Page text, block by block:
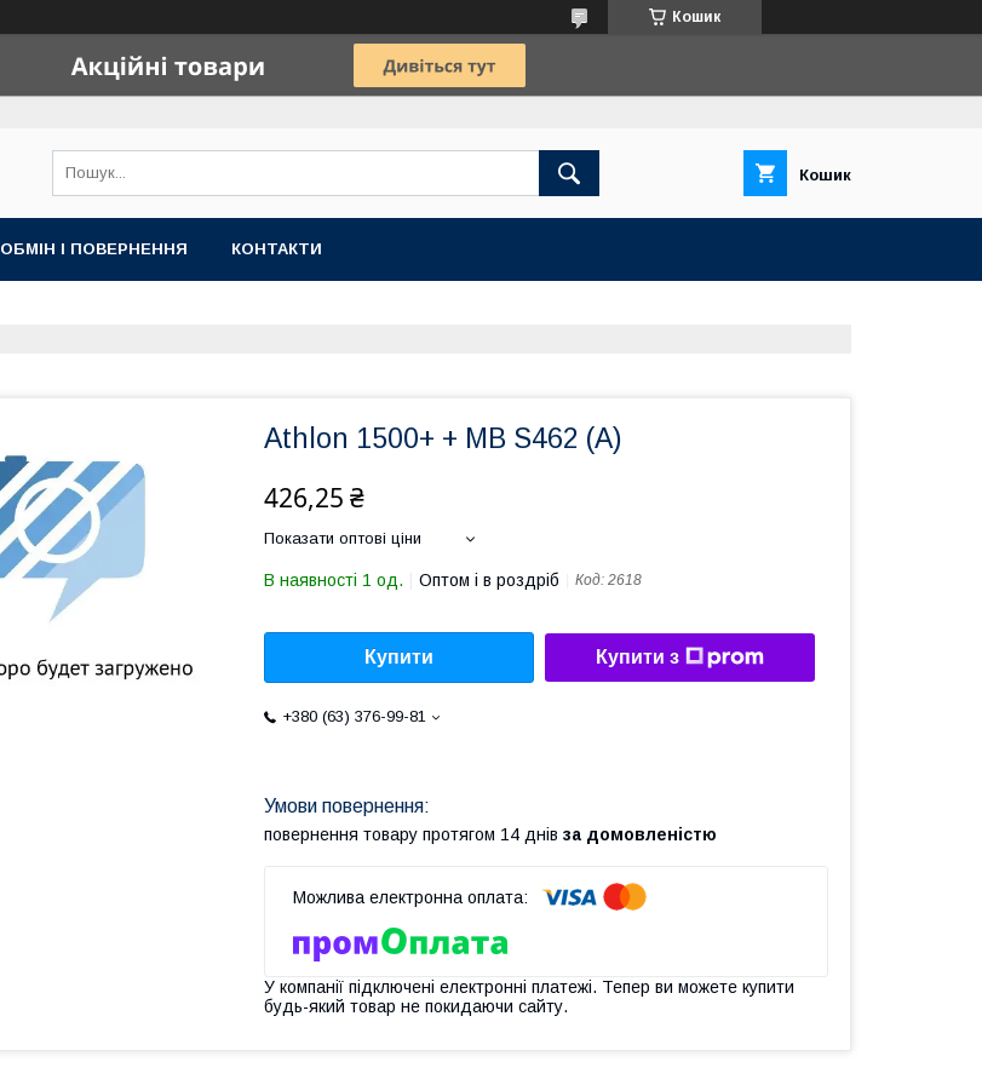
Кошик
Кошик
ОБМІН І ПОВЕРНЕННЯ КОНТАКТИ
Athlon 1500+ + MB S462 (А)
426,25 ₴
Показати оптові ціни
В наявності 1 од. Оптом і в роздріб Код: 2618
Купити Купити з
+380 (63) 376-99-81
повернення товару протягом 14 днів за домовленістю
У компанії підключені електронні платежі. Тепер ви можете купити
будь-який товар не покидаючи сайту.